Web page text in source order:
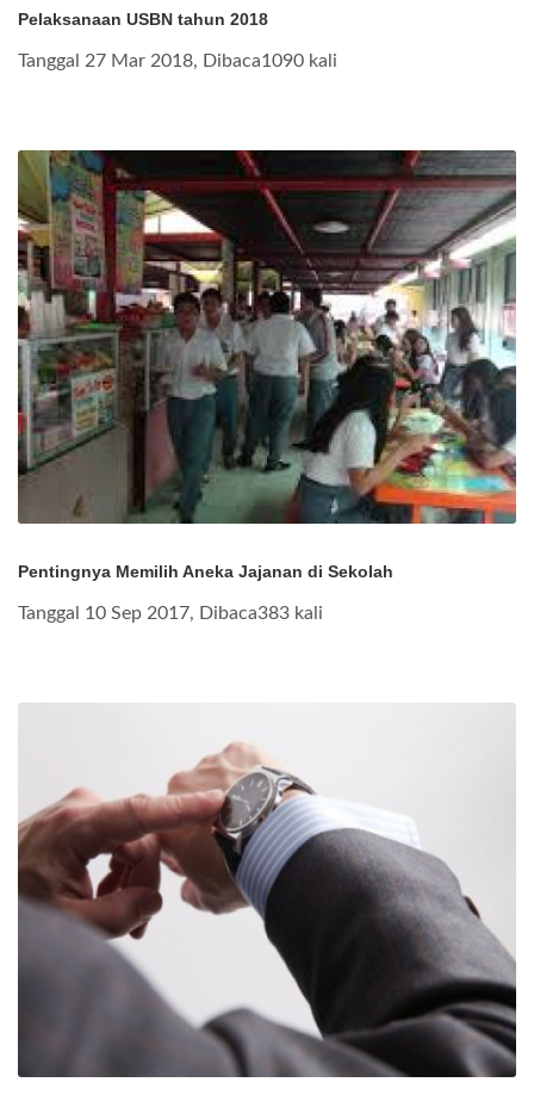
Pelaksanaan USBN tahun 2018
Tanggal 27 Mar 2018, Dibaca1090 kali
Pentingnya Memilih Aneka Jajanan di Sekolah
Tanggal 10 Sep 2017, Dibaca383 kali